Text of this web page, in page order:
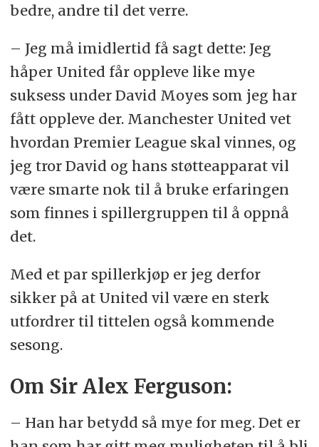
bedre, andre til det verre.
– Jeg må imidlertid få sagt dette: Jeg
håper United får oppleve like mye
suksess under David Moyes som jeg har
fått oppleve der. Manchester United vet
hvordan Premier League skal vinnes, og
jeg tror David og hans støtteapparat vil
være smarte nok til å bruke erfaringen
som finnes i spillergruppen til å oppnå
det.
Med et par spillerkjøp er jeg derfor
sikker på at United vil være en sterk
utfordrer til tittelen også kommende
sesong.
Om Sir Alex Ferguson:
– Han har betydd så mye for meg. Det er